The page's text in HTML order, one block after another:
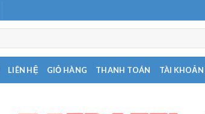
LIÊN HỆ GIỎ HÀNG THANH TOÁN TÀI KHOẢN